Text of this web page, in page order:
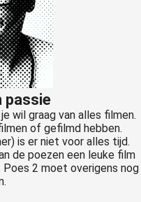
passie
wil graag van alles filmen.
of gefilmd hebben.
is er niet voor alles tijd.
de poezen een leuke film
2 moet overigens nog